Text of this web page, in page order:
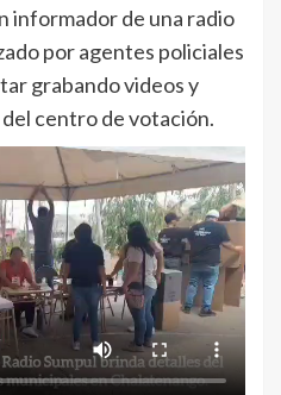
informador de una radio
por agentes policiales
grabando videos y
centro de votación.